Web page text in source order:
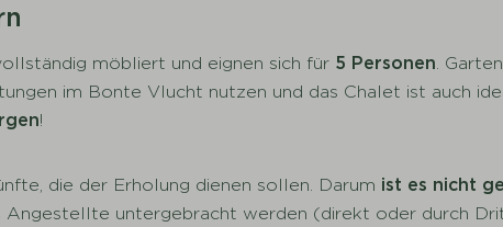
möbliert und eignen sich für 5 Personen.
im Bonte Vlucht nutzen und das Chalet ist auch
!
die der Erholung dienen sollen. Darum ist es nicht
Angestellte untergebracht werden (direkt oder durch